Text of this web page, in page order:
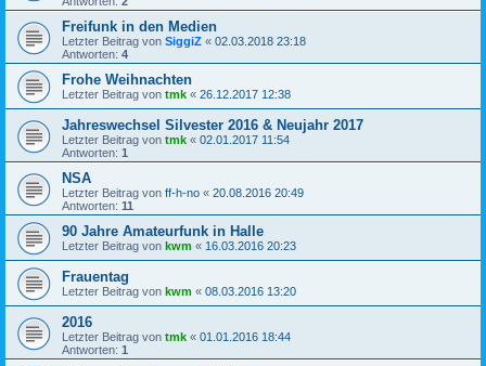
Freifunk in den Medien
Letzter Beitrag von SiggiZ « 02.03.2018 23:18
Antworten: 4
Frohe Weihnachten
Letzter Beitrag von tmk « 26.12.2017 12:38
Jahreswechsel Silvester 2016 & Neujahr 2017
Letzter Beitrag von tmk « 02.01.2017 11:54
Antworten: 1
NSA
Letzter Beitrag von ff-h-no « 20.08.2016 20:49
Antworten: 11
90 Jahre Amateurfunk in Halle
Letzter Beitrag von kwm « 16.03.2016 20:23
Frauentag
Letzter Beitrag von kwm « 08.03.2016 13:20
2016
Letzter Beitrag von tmk « 01.01.2016 18:44
Antworten: 1